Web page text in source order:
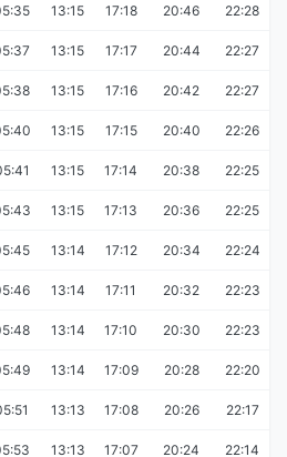
13:15 17:18 20:46 22:28
13:15 17:17 20:44 22:27
13:15 17:16 20:42 22:27
13:15 17:15 20:40 22:26
13:15 17:14 20:38 22:25
13:15 17:13 20:36 22:25
13:14 17:12 20:34 22:24
13:14 17:11 20:32 22:23
13:14 17:10 20:30 22:23
13:14 17:09 20:28 22:20
13:13 17:08 20:26 22:17
13:13 17:07 20:24 22:14